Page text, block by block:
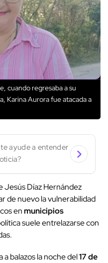
cuando regresaba a su
Karina Aurora fue atacada a
te ayude a entender
Jesús Díaz Hernández
de nuevo la vulnerabilidad
enmunicipios
suele entrelazarse con
balazos la noche del17 de